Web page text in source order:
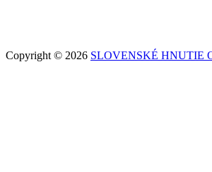
Copyright © 2026 SLOVENSKÉ HNUTIE